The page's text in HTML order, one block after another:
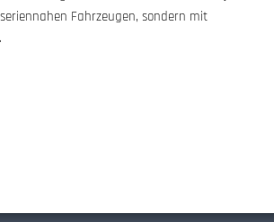
Fahrzeugen, sondern mit